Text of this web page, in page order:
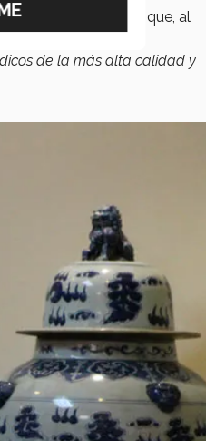
reafirmó que, al
de la más alta calidad y